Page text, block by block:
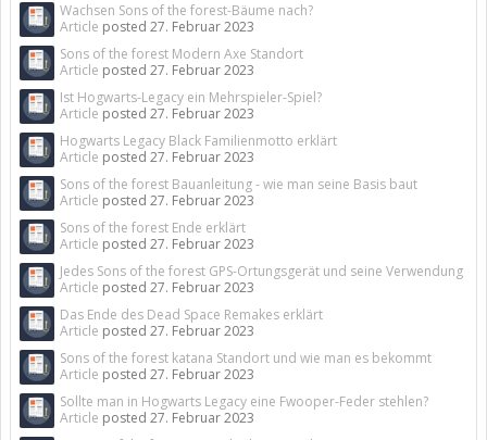
Wachsen Sons of the forest-Bäume nach?
Article posted 27. Februar 2023
Sons of the forest Modern Axe Standort
Article posted 27. Februar 2023
Ist Hogwarts-Legacy ein Mehrspieler-Spiel?
Article posted 27. Februar 2023
Hogwarts Legacy Black Familienmotto erklärt
Article posted 27. Februar 2023
Sons of the forest Bauanleitung - wie man seine Basis baut
Article posted 27. Februar 2023
Sons of the forest Ende erklärt
Article posted 27. Februar 2023
Jedes Sons of the forest GPS-Ortungsgerät und seine Verwendung
Article posted 27. Februar 2023
Das Ende des Dead Space Remakes erklärt
Article posted 27. Februar 2023
Sons of the forest katana Standort und wie man es bekommt
Article posted 27. Februar 2023
Sollte man in Hogwarts Legacy eine Fwooper-Feder stehlen?
Article posted 27. Februar 2023